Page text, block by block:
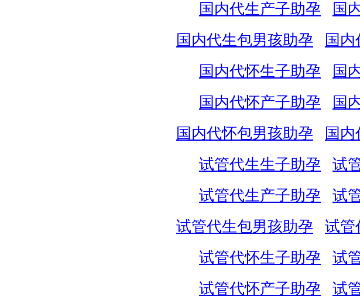
国内代生产子助孕
国
国内代生包男孩助孕
国
国内代怀生子助孕
国
国内代怀产子助孕
国
国内代怀包男孩助孕
国
试管代生生子助孕
试
试管代生产子助孕
试
试管代生包男孩助孕
试管
试管代怀生子助孕
试
试管代怀产子助孕
试